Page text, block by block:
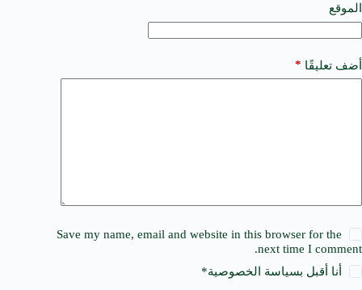
الموقع
أضف تعليقًا *
Save my name, email and website in this browser for the
next time I comment.
أنا أقبل بسياسة الخصوصية*
e
: